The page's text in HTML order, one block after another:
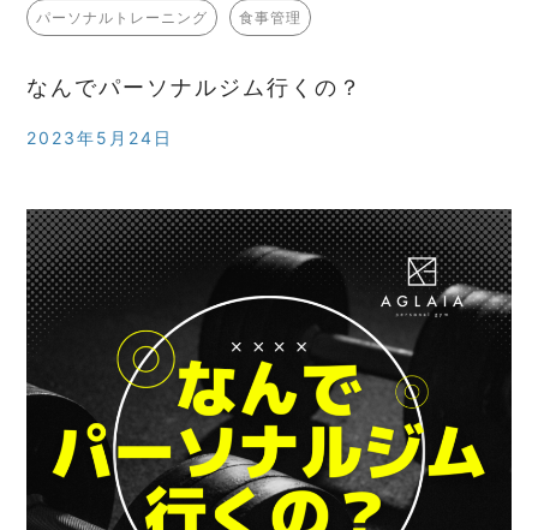
パーソナルトレーニング 食事管理
なんでパーソナルジム行くの？
2023年5月24日